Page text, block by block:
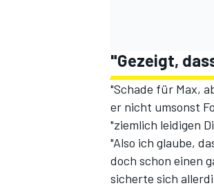
"Gezeigt,
"Schade für Max,
er nicht umsonst
"ziemlich leidigen
"Also ich glaube,
doch schon einen
sicherte sich